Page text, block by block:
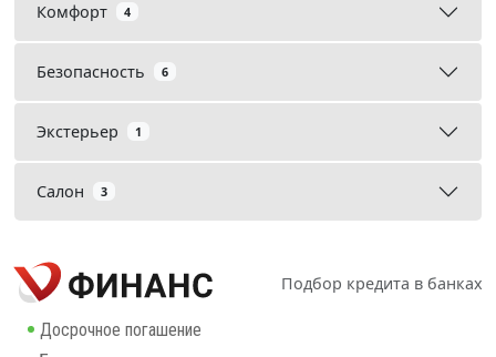
Комфорт 4
Безопасность 6
Экстерьер 1
Салон 3
Подбор кредита в банках
Досрочное погашение